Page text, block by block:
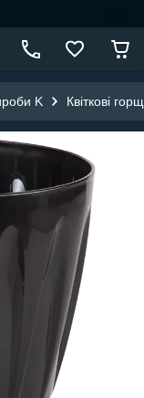
K Квіткові